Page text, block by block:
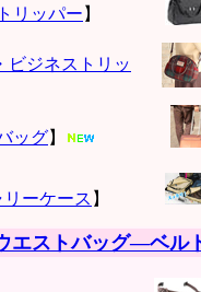
リッパー 】
ビジネストリッ
ッグ】
ーケース 】
エストバッグ―ベル